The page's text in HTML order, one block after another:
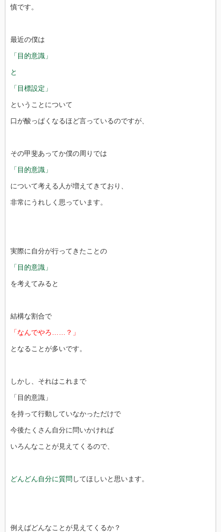
慎です。
最近の僕は
「目的意識」
と
「目標設定」
ということについて
口が酸っぱくなるほど言っているのですが、
その甲斐あってか僕の周りでは
「目的意識」
について考える人が増えてきており、
非常にうれしく思っています。
実際に自分が行ってきたことの
「目的意識」
を考えてみると
結構な割合で
「なんでやろ……？」
となることが多いです。
しかし、それはこれまで
「目的意識」
を持って行動していなかっただけで
今後たくさん自分に問いかければ
いろんなことが見えてくるので、
どんどん自分に質問 してほしいと思います。
例えばどんなことが見えてくるか？